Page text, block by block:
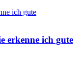
erkenne ich gute